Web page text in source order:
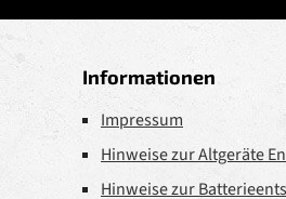
Informationen
Impressum
Hinweise zur Altgeräte
Hinweise zur